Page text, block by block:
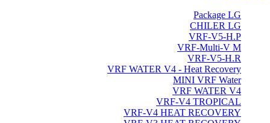
Package LG
CHILER LG
VRF-V5-H.P
VRF-Multi-V M
VRF-V5-H.R
VRF WATER V4 - Heat Recovery
MINI VRF Water
VRF WATER V4
VRF-V4 TROPICAL
VRF-V4 HEAT RECOVERY